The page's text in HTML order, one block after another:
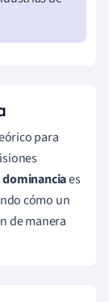
para
dominanciaes
cómo un
de manera